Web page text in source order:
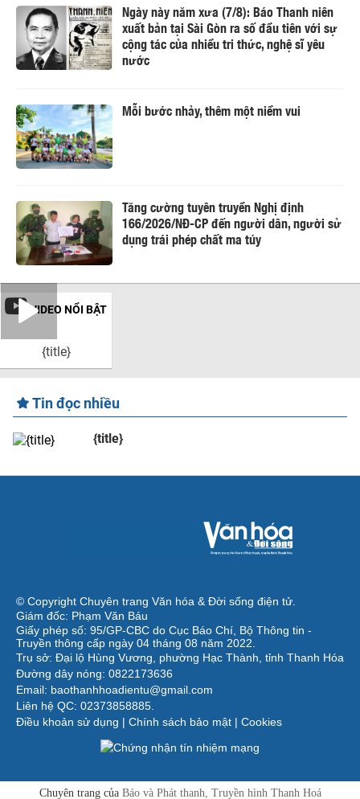
Ngày này năm xưa (7/8): Báo Thanh niên
xuất bản tại Sài Gòn ra số đầu tiên với sự
cộng tác của nhiều tri thức, nghệ sĩ yêu
nước
Mỗi bước nhảy, thêm một niềm vui
Tăng cường tuyên truyền Nghị định
166/2026/NĐ-CP đến người dân, người sử
dụng trái phép chất ma túy
VIDEO NỔI BẬT
{title}
Tin đọc nhiều
{title}
© Copyright Chuyên trang Văn hóa & Đời sống điện tử.
Giám đốc: Phạm Văn Báu
Giấy phép số: 95/GP-CBC do Cục Báo Chí, Bộ Thông tin -
Truyền thông cấp ngày 04 tháng 08 năm 2022.
Trụ sở: Đại lộ Hùng Vương, phường Hạc Thành, tỉnh Thanh Hóa
Đường dây nóng: 0822173636
Email: baothanhhoadientu@gmail.com
Liên hệ QC: 02373858885.
Điều khoản sử dụng | Chính sách bảo mật | Cookies
Chuyên trang của Báo và Phát thanh, Truyền hình Thanh Hoá